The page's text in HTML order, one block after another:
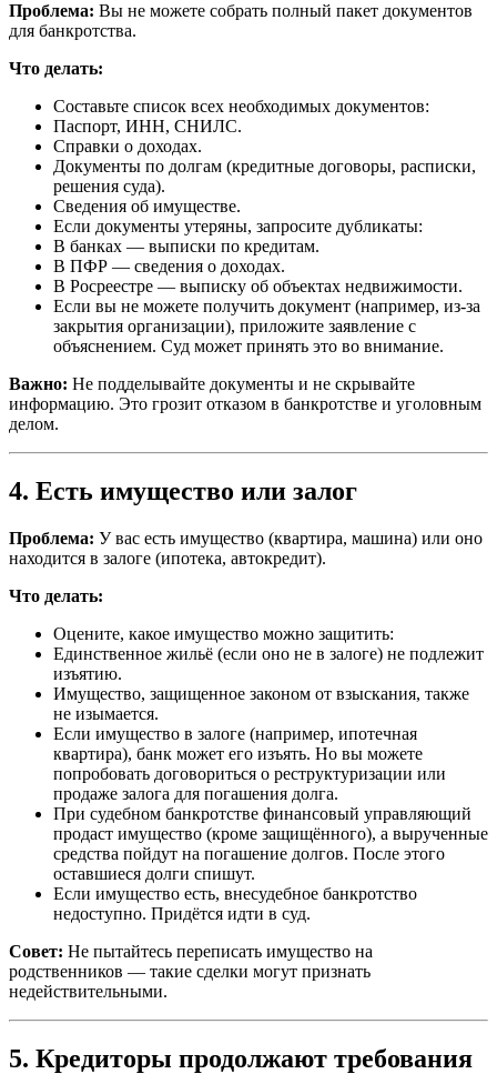
Проблема: Вы не можете собрать полный пакет документов
для банкротства.
Что делать:
Составьте список всех необходимых документов:
Паспорт, ИНН, СНИЛС.
Справки о доходах.
Документы по долгам (кредитные договоры, расписки,
решения суда).
Сведения об имуществе.
Если документы утеряны, запросите дубликаты:
В банках — выписки по кредитам.
В ПФР — сведения о доходах.
В Росреестре — выписку об объектах недвижимости.
Если вы не можете получить документ (например, из-за
закрытия организации), приложите заявление с
объяснением. Суд может принять это во внимание.
Важно: Не подделывайте документы и не скрывайте
информацию. Это грозит отказом в банкротстве и уголовным
делом.
4. Есть имущество или залог
Проблема: У вас есть имущество (квартира, машина) или оно
находится в залоге (ипотека, автокредит).
Что делать:
Оцените, какое имущество можно защитить:
Единственное жильё (если оно не в залоге) не подлежит
изъятию.
Имущество, защищенное законом от взыскания, также
не изымается.
Если имущество в залоге (например, ипотечная
квартира), банк может его изъять. Но вы можете
попробовать договориться о реструктуризации или
продаже залога для погашения долга.
При судебном банкротстве финансовый управляющий
продаст имущество (кроме защищённого), а вырученные
средства пойдут на погашение долгов. После этого
оставшиеся долги спишут.
Если имущество есть, внесудебное банкротство
недоступно. Придётся идти в суд.
Совет: Не пытайтесь переписать имущество на
родственников — такие сделки могут признать
недействительными.
5. Кредиторы продолжают требования